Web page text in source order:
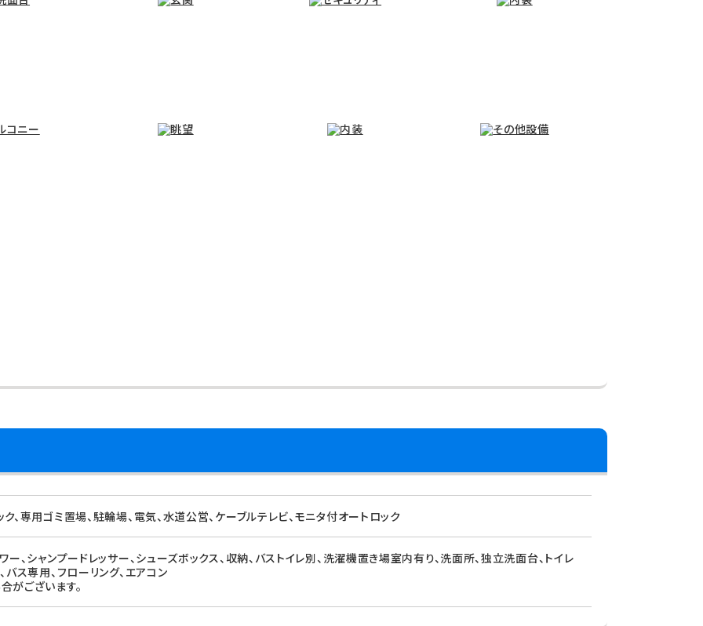
、専用ゴミ置場、駐輪場、電気、水道公営、ケーブルテレビ、モニタ付オートロック
ー、シャンプードレッサー、シューズボックス、収納、バストイレ別、洗濯機置き場室内有り、洗面所、独立洗面台、トイレ
バス専用、フローリング、エアコン
がございます。